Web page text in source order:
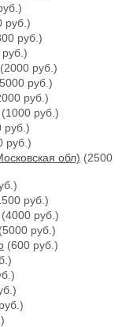
руб.)
руб.)
(2000 руб.)
руб.)
руб.)
(1000 руб.)
руб.)
руб.)
обл) (2500
руб.)
(4000 руб.)
(5000 руб.)
(600 руб.)